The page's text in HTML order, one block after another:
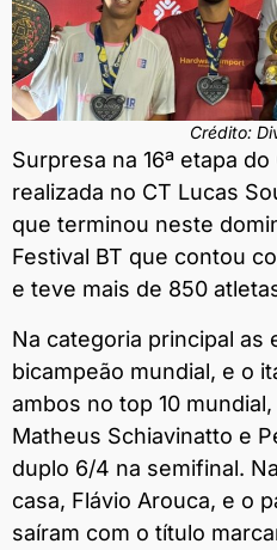
Crédito:
Surpresa na 16ª etapa
realizada no CT Lucas
que terminou neste
Festival BT que contou
e teve mais de 850
Na categoria principal as
bicampeão mundial, e o
ambos no top 10
Matheus Schiavinatto e
duplo 6/4 na semifinal.
casa, Flávio Arouca, e o
saíram com o título